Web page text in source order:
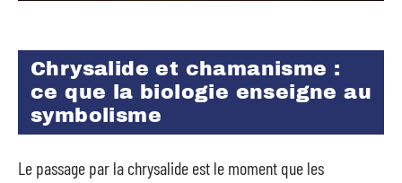
Chrysalide et chamanisme :
ce que la biologie enseigne au
symbolisme
Le passage par la chrysalide est le moment que les